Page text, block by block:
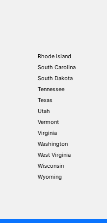
Rhode Island
South Carolina
South Dakota
Tennessee
Texas
Utah
Vermont
Virginia
Washington
West Virginia
Wisconsin
Wyoming